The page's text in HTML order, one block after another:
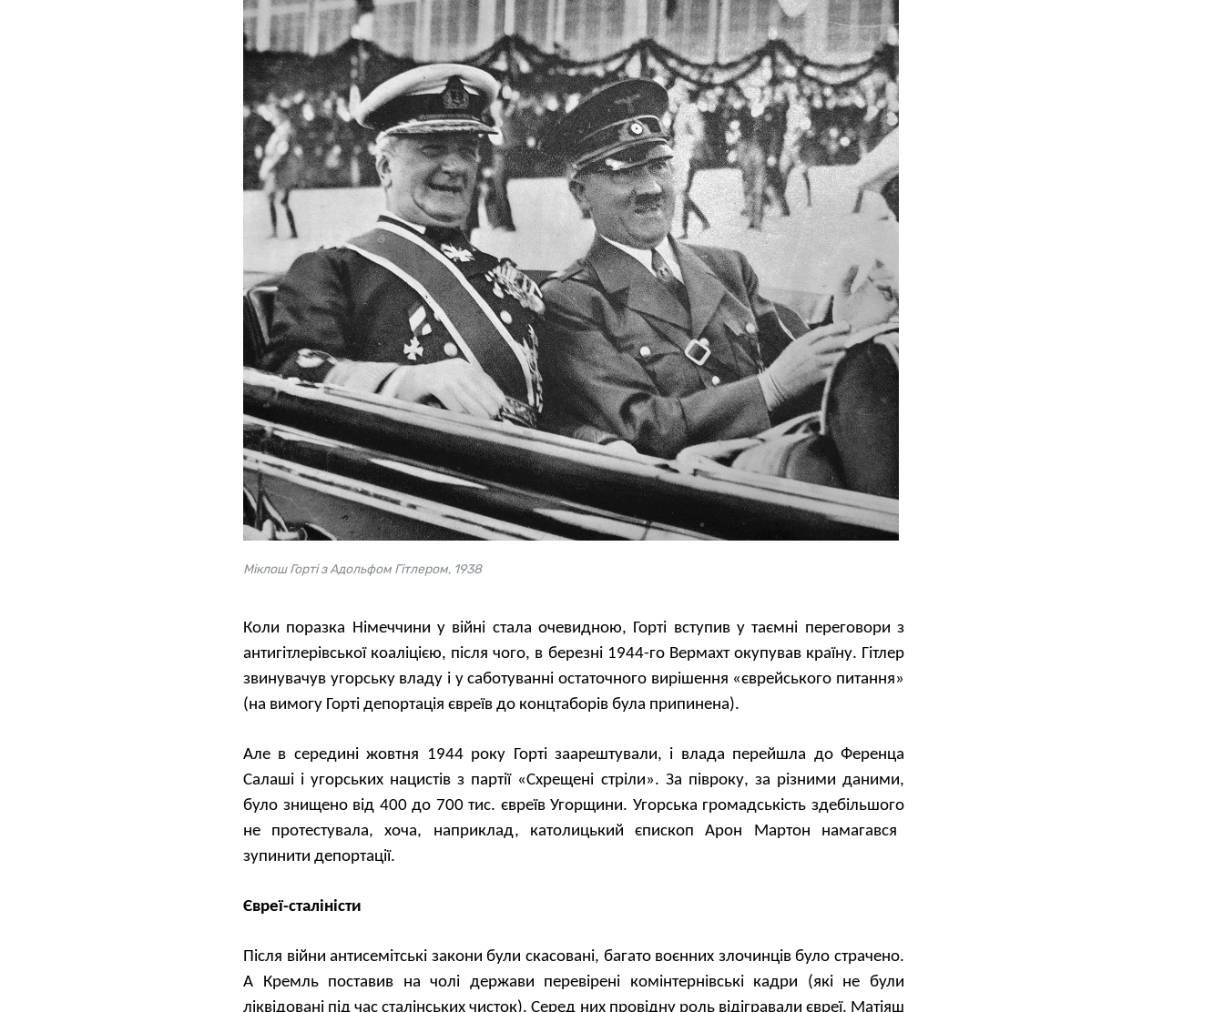
Міклош Горті з Адольфом Гітлером, 1938
Коли поразка Німеччини у війні стала очевидною, Горті вступив у таємні переговори з
антигітлерівської коаліцією, після чого, в березні 1944-го Вермахт окупував країну. Гітлер
звинувачув угорську владу і у саботуванні остаточного вирішення «єврейського питання»
(на вимогу Горті депортація євреїв до концтаборів була припинена).
Але в середині жовтня 1944 року Горті заарештували, і влада перейшла до Ференца
Салаші і угорських нацистів з партії «Схрещені стріли». За півроку, за різними даними,
було знищено від 400 до 700 тис. євреїв Угорщини. Угорська громадськість здебільшого
не протестувала, хоча, наприклад, католицький єпископ Арон Мартон намагався
зупинити депортації.
Євреї-сталіністи
Після війни антисемітські закони були скасовані, багато воєнних злочинців було страчено.
А Кремль поставив на чолі держави перевірені комінтернівські кадри (які не були
ліквідовані під час сталінських чисток). Серед них провідну роль відігравали євреї. Матіяш